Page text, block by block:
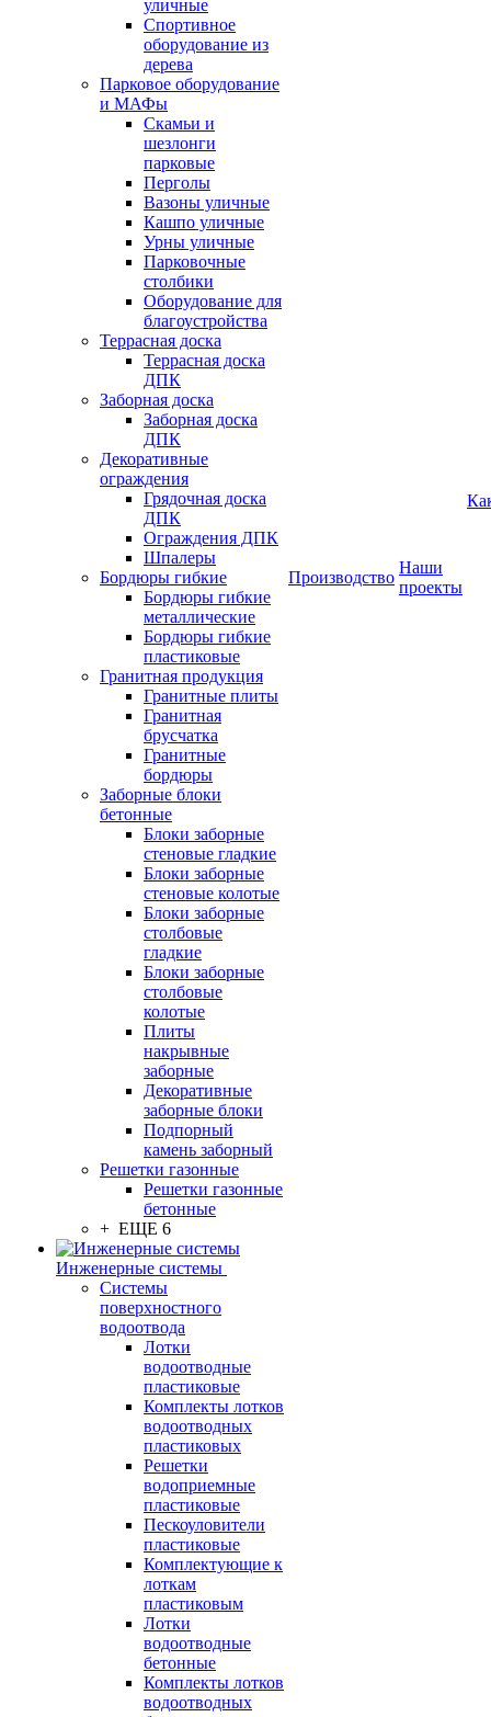
уличные
Спортивное
оборудование из
дерева
Парковое оборудование
и МАФы
Скамьи и
шезлонги
парковые
Перголы
Вазоны уличные
Кашпо уличные
Урны уличные
Парковочные
столбики
Оборудование для
благоустройства
Террасная доска
Террасная доска
ДПК
Заборная доска
Заборная доска
ДПК
Декоративные
ограждения
Грядочная доска
ДПК
Ограждения ДПК
Шпалеры
Бордюры гибкие
Бордюры гибкие
металлические
Бордюры гибкие
пластиковые
Гранитная продукция
Гранитные плиты
Гранитная
брусчатка
Гранитные
бордюры
Заборные блоки
бетонные
Блоки заборные
стеновые гладкие
Блоки заборные
стеновые колотые
Блоки заборные
столбовые
гладкие
Блоки заборные
столбовые
колотые
Плиты
накрывные
заборные
Декоративные
заборные блоки
Подпорный
камень заборный
Решетки газонные
Решетки газонные
бетонные
+ ЕЩЕ 6
Инженерные системы
Системы
поверхностного
водоотвода
Лотки
водоотводные
пластиковые
Комплекты лотков
водоотводных
пластиковых
Решетки
водоприемные
пластиковые
Пескоуловители
пластиковые
Комплектующие к
лоткам
пластиковым
Лотки
водоотводные
бетонные
Комплекты лотков
водоотводных
Производство
Наши
проекты